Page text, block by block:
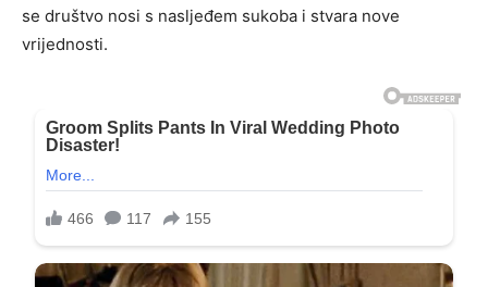
se društvo nosi s nasljeđem sukoba i stvara nove
vrijednosti.